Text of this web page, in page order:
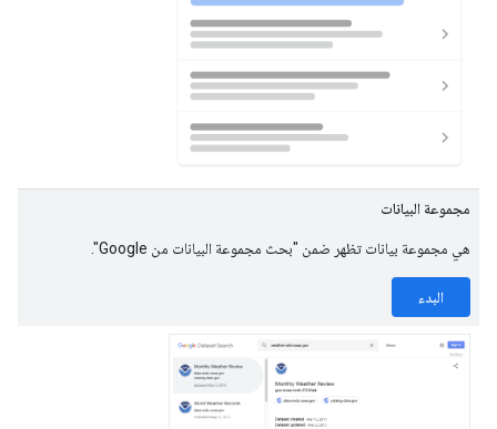
مجموعة البيانات
هي مجموعة بيانات تظهر ضمن "بحث مجموعة البيانات من Google".
البدء